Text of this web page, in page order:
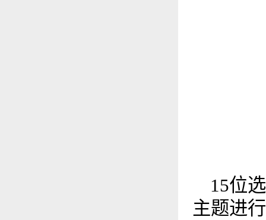
15位
主题进